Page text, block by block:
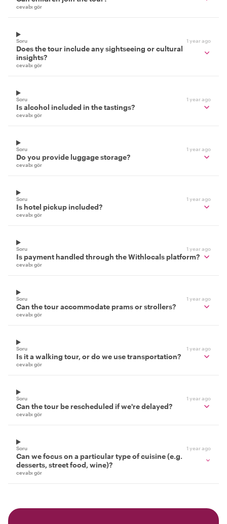
cevabı gör
Soru 1 year ago
Does the tour include any sightseeing or cultural
insights?
cevabı gör
Soru 1 year ago
Is alcohol included in the tastings?
cevabı gör
Soru 1 year ago
Do you provide luggage storage?
cevabı gör
Soru 1 year ago
Is hotel pickup included?
cevabı gör
Soru 1 year ago
Is payment handled through the Withlocals platform?
cevabı gör
Soru 1 year ago
Can the tour accommodate prams or strollers?
cevabı gör
Soru 1 year ago
Is it a walking tour, or do we use transportation?
cevabı gör
Soru 1 year ago
Can the tour be rescheduled if we're delayed?
cevabı gör
Soru 1 year ago
Can we focus on a particular type of cuisine (e.g.
desserts, street food, wine)?
cevabı gör